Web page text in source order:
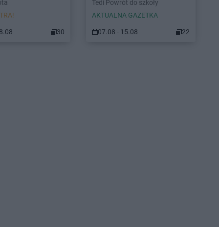
30
Tedi Powrót do szkoły
AKTUALNA GAZETKA
07.08 - 15.08 22